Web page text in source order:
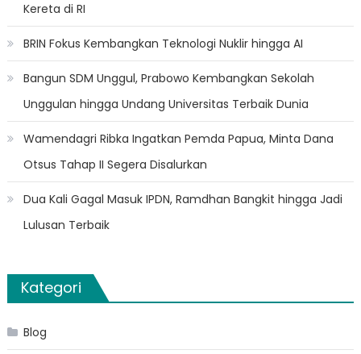
Kereta di RI
BRIN Fokus Kembangkan Teknologi Nuklir hingga AI
Bangun SDM Unggul, Prabowo Kembangkan Sekolah
Unggulan hingga Undang Universitas Terbaik Dunia
Wamendagri Ribka Ingatkan Pemda Papua, Minta Dana
Otsus Tahap II Segera Disalurkan
Dua Kali Gagal Masuk IPDN, Ramdhan Bangkit hingga Jadi
Lulusan Terbaik
Kategori
Blog